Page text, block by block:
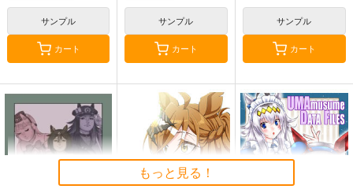
ラッキーライラック
マルシュロレーヌ
サンプル
カート
キングヘイロー
ライスシャワー
サンプル
カート
サンプル
カート
もっと見る！